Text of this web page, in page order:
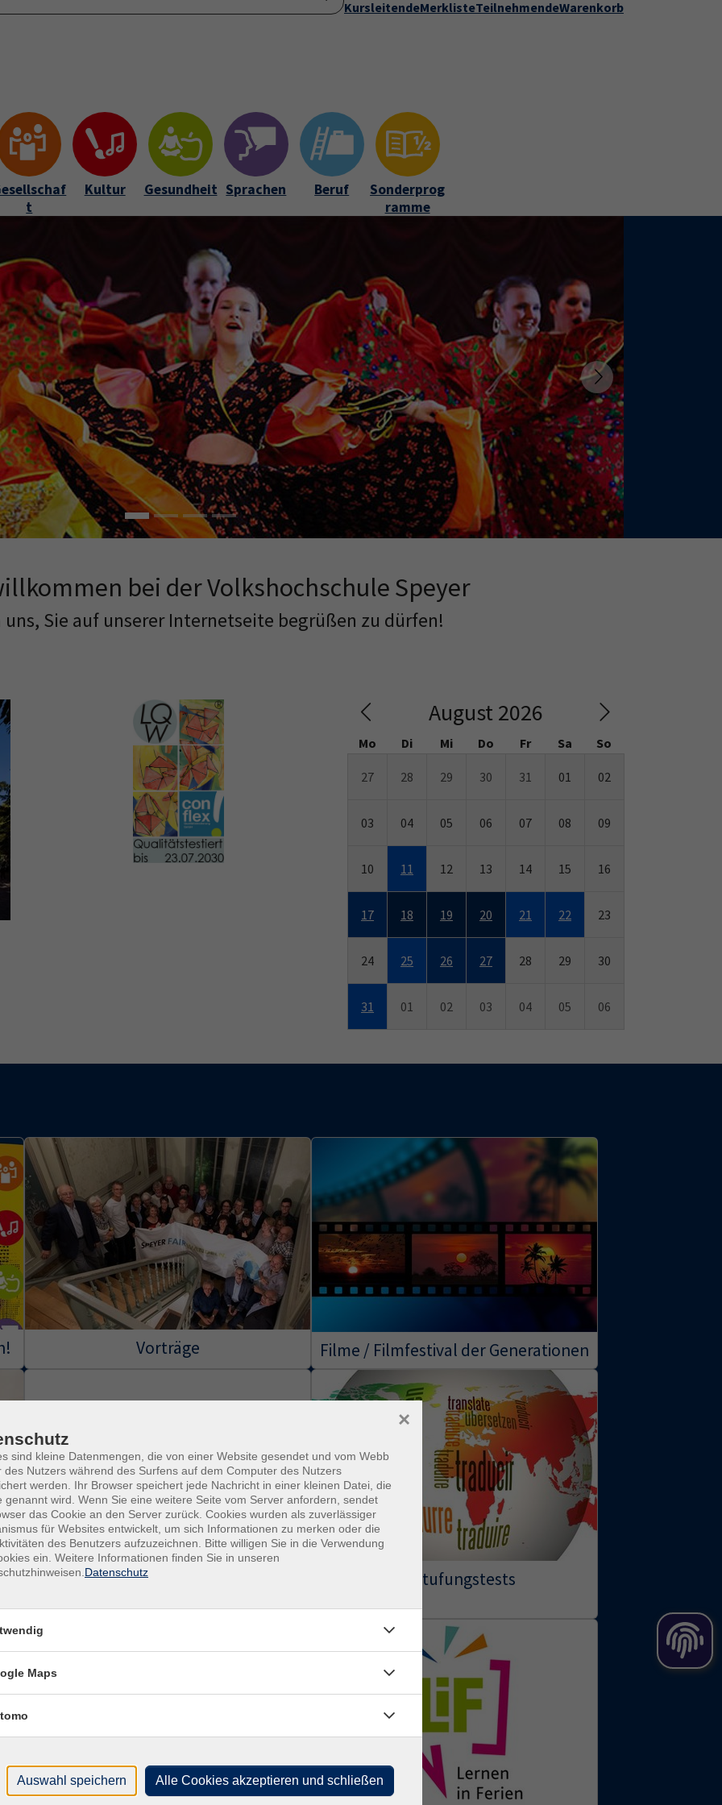
Startseite(current)
Anmeldung Über uns Aktuelles Kontakt Stadt Speyer zur DVV-Webseite
KursleitendeMerklisteTeilnehmendeWarenkorb
t
Kultur Gesundheit Sprachen Beruf
Sonderprog
ramme
Next
bei der Volkshochschule Speyer
uns, Sie auf unserer Internetseite begrüßen zu dürfen!
August 2026
Mo Di Mi Do Fr Sa So
27 28 29 30 31 01 02
03 04 05 06 07 08 09
10 11 12 13 14 15 16
17 18 19 20 21 22 23
24 25 26 27 28 29 30
31 01 02 03 04 05 06
Vorträge Filme / Filmfestival der Generationen
Integrationskurse / BAMF-
Einstufungstests
sind kleine Datenmengen, die von einer Website gesendet und vom Webb
des Nutzers während des Surfens auf dem Computer des Nutzers
werden. Ihr Browser speichert jede Nachricht in einer kleinen Datei, die
genannt wird. Wenn Sie eine weitere Seite vom Server anfordern, sendet
das Cookie an den Server zurück. Cookies wurden als zuverlässiger
für Websites entwickelt, um sich Informationen zu merken oder die
des Benutzers aufzuzeichnen. Bitte willigen Sie in die Verwendung
ein. Weitere Informationen finden Sie in unseren
Datenschutz
×
Maps
Auswahl speichern Alle Cookies akzeptieren und schließen